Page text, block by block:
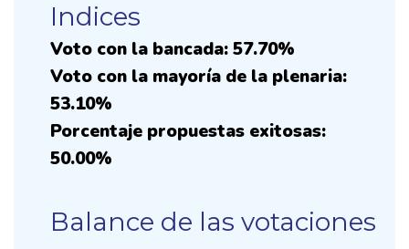
Indices
Voto con la bancada: 57.70%
Voto con la mayoría de la plenaria:
53.10%
Porcentaje propuestas exitosas:
50.00%
Balance de las votaciones